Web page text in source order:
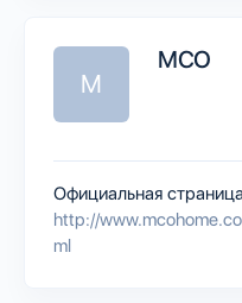
M
MCO
Официальная
http://
ml